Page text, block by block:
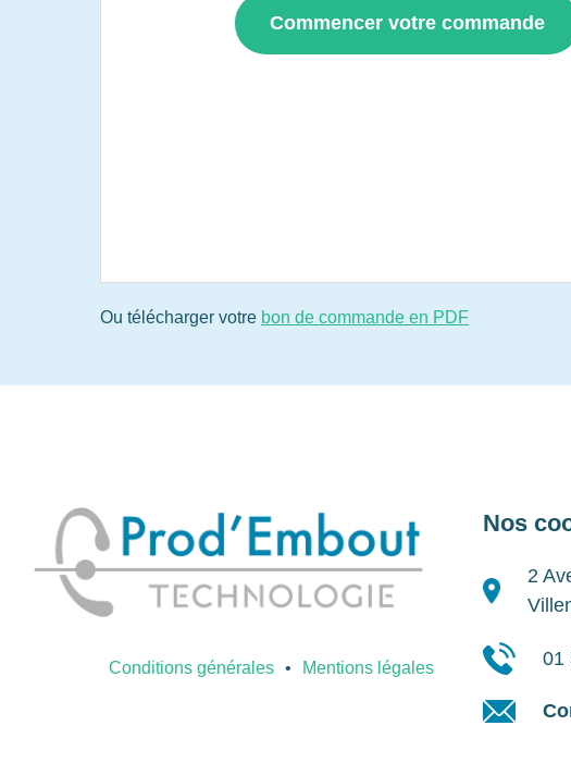
Commencer votre commande
Ou télécharger votre bon de commande en PDF
Conditions générales Mentions légales
Nos
2
01